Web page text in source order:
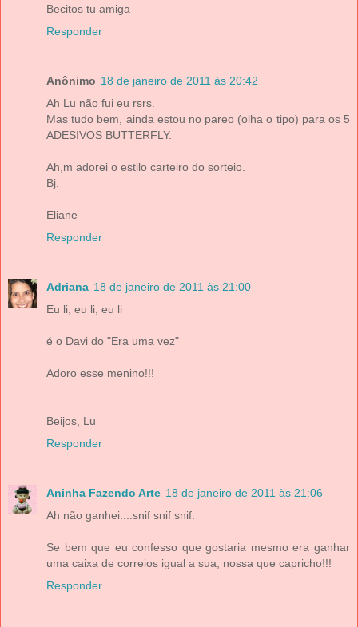
Becitos tu amiga
Responder
Anônimo 18 de janeiro de 2011 às 20:42
Ah Lu não fui eu rsrs.
Mas tudo bem, ainda estou no pareo (olha o tipo) para os 5
ADESIVOS BUTTERFLY.
Ah,m adorei o estilo carteiro do sorteio.
Bj.
Eliane
Responder
Adriana 18 de janeiro de 2011 às 21:00
Eu li, eu li, eu li
é o Davi do "Era uma vez"
Adoro esse menino!!!
Beijos, Lu
Responder
Aninha Fazendo Arte 18 de janeiro de 2011 às 21:06
Ah não ganhei....snif snif snif.
Se bem que eu confesso que gostaria mesmo era ganhar
uma caixa de correios igual a sua, nossa que capricho!!!
Responder